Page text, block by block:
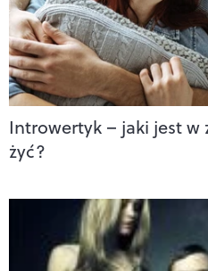
Introwertyk – jaki jest w
żyć?